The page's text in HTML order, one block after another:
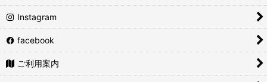
白味噌
もろみ
Instagram
facebook
ご利用案内